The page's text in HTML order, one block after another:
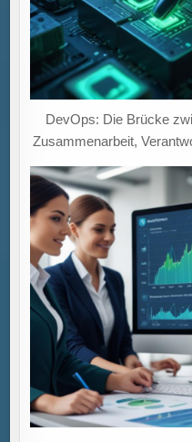
DevOps: Die Brücke
Zusammenarbeit,